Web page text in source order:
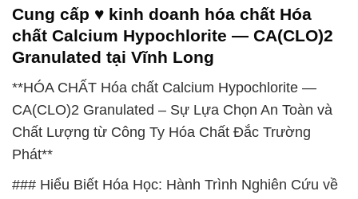
Cung cấp ♥ kinh doanh hóa chất Hóa
chất Calcium Hypochlorite — CA(CLO)2
Granulated tại Vĩnh Long
**HÓA CHẤT Hóa chất Calcium Hypochlorite —
CA(CLO)2 Granulated – Sự Lựa Chọn An Toàn và
Chất Lượng từ Công Ty Hóa Chất Đắc Trường
Phát**
### Hiểu Biết Hóa Học: Hành Trình Nghiên Cứu về